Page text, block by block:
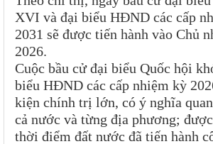
XVI và đại biểu HĐND các cấp
2031 sẽ được tiến hành vào Chủ
2026.
Cuộc bầu cử đại biểu Quốc hội
biểu HĐND các cấp nhiệm kỳ
kiện chính trị lớn, có ý nghĩa
cả nước và từng địa phương;
thời điểm đất nước đã tiến hành